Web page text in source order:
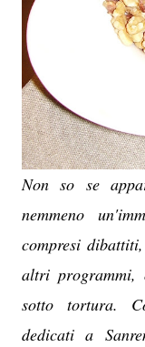
Non so se
nemmeno
compresi
altri programmi,
sotto tortura.
dedicati a